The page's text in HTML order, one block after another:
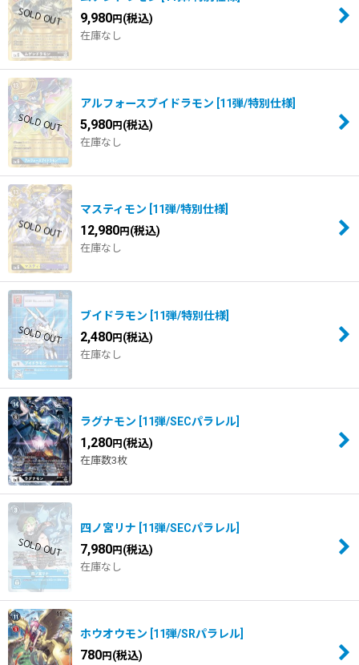
9,980円 (税込)
在庫なし
アルフォースブイドラモン 11弾/特別仕様
5,980円 (税込)
在庫なし
マスティモン 11弾/特別仕様
12,980円 (税込)
在庫なし
ブイドラモン 11弾/特別仕様
2,480円 (税込)
在庫なし
ラグナモン 11弾/SECパラレル
1,280円 (税込)
在庫数3枚
四ノ宮リナ 11弾/SECパラレル
7,980円 (税込)
在庫なし
ホウオウモン 11弾/SRパラレル
780円 (税込)